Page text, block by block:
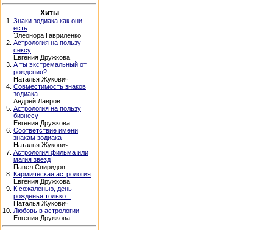
Хиты
1. Знаки зодиака как они
есть
Элеонора Гавриленко
2. Астрология на пользу
сексу
Евгения Дружкова
3. А ты экстремальный от
рождения?
Наталья Жукович
4. Совместимость знаков
зодиака
Андрей Лавров
5. Астрология на пользу
бизнесу
Евгения Дружкова
6. Соответствие имени
знакам зодиака
Наталья Жукович
7. Астрология фильма или
магия звезд
Павел Свиридов
8. Кармическая астрология
Евгения Дружкова
9. К сожаленью, день
рожденья только...
Наталья Жукович
10. Любовь в астрологии
Евгения Дружкова